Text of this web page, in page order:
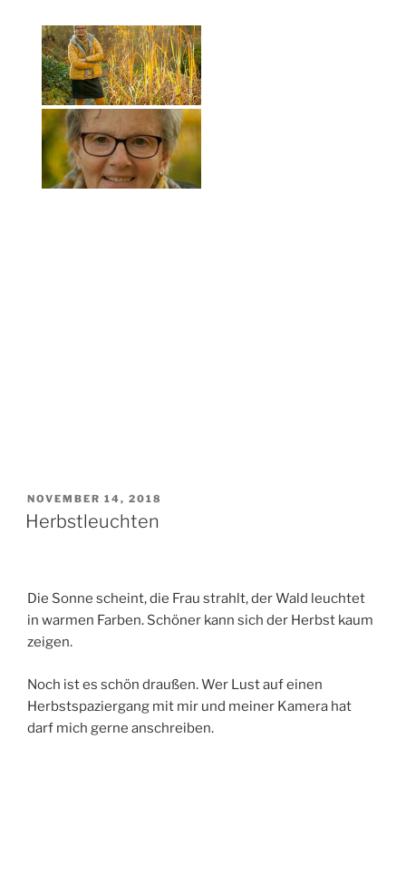
VERÖFFENTLICHT
AM
NOVEMBER 14, 2018
Herbstleuchten
Die Sonne scheint, die Frau strahlt, der Wald leuchtet
in warmen Farben. Schöner kann sich der Herbst kaum
zeigen.
Noch ist es schön draußen. Wer Lust auf einen
Herbstspaziergang mit mir und meiner Kamera hat
darf mich gerne anschreiben.